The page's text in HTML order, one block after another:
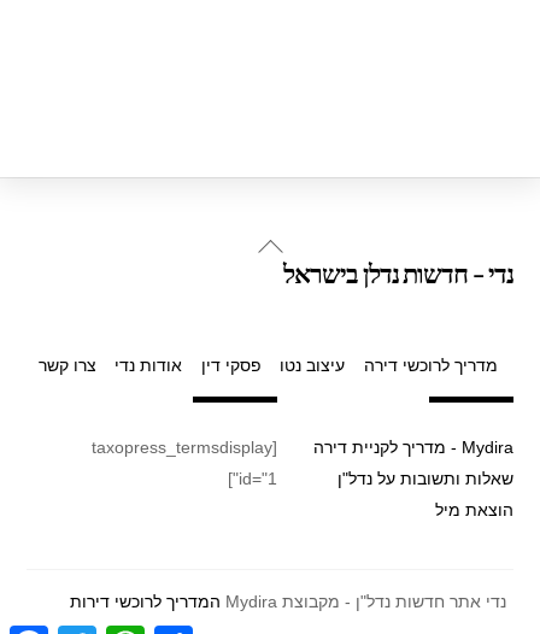
Back
נדי - חדשות נדלן בישראל
מדריך לרוכשי דירה עיצוב נטו פסקי דין אודות נדי צרו קשר
Mydira - מדריך לקניית דירה
שאלות ותשובות על נדל"ן
הוצאת מיל
[taxopress_termsdisplay
id="1"]
נדי אתר חדשות נדל"ן - מקבוצת Mydira המדריך לרוכשי דירות